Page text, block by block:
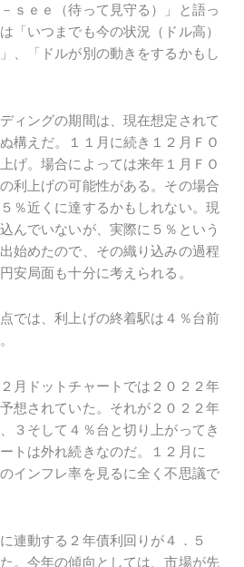
ｓｅｅ（待って見守る）」と語っ
「いつまでも今の状況（ドル高）
、「ドルが別の動きをするかもし
ィングの期間は、現在想定されて
構えだ。１１月に続き１２月ＦＯ
げ。場合によっては来年１月ＦＯ
利上げの可能性がある。その場合
％近くに達するかもしれない。現
んでいないが、実際に５％という
始めたので、その織り込みの過程
安局面も十分に考えられる。
では、利上げの終着駅は４％台前
月ドットチャートでは２０２２年
想されていた。それが２０２２年
３そして４％台と切り上がってき
トは外れ続きなのだ。１２月に
インフレ率を見るに全く不思議で
連動する２年債利回りが４．５
。今年の傾向としては、市場が先